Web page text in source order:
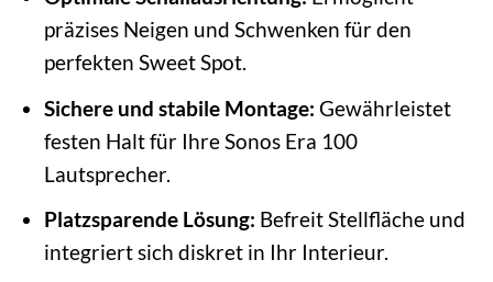
präzises Neigen und Schwenken für den
perfekten Sweet Spot.
Sichere und stabile Montage: Gewährleistet
festen Halt für Ihre Sonos Era 100
Lautsprecher.
Platzsparende Lösung: Befreit Stellfläche und
integriert sich diskret in Ihr Interieur.